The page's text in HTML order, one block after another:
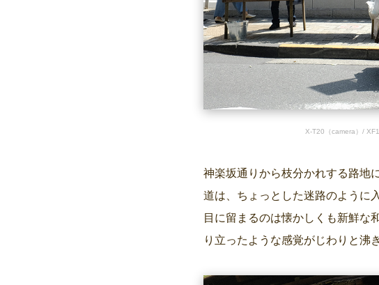
X-T20（camera）/
神楽坂通りから枝分かれする路地
道は、ちょっとした迷路のように
目に留まるのは懐かしくも新鮮な
り立ったような感覚がじわりと沸